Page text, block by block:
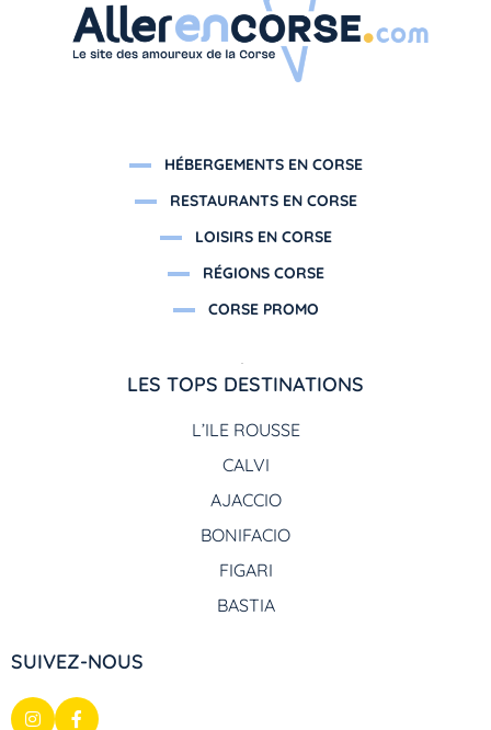
HÉBERGEMENTS EN CORSE
RESTAURANTS EN CORSE
LOISIRS EN CORSE
RÉGIONS CORSE
CORSE PROMO
LES TOPS DESTINATIONS
L’ILE ROUSSE
CALVI
AJACCIO
BONIFACIO
FIGARI
BASTIA
SUIVEZ-NOUS